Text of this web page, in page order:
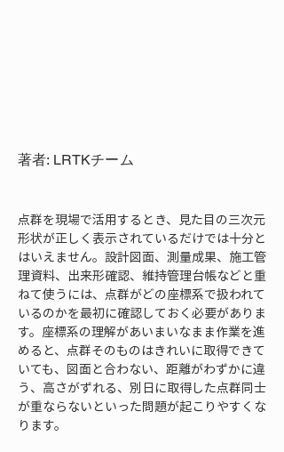
著者: LRTKチーム
点群を現場で活用するとき、見た目の三次元
形状が正しく表示されているだけでは十分と
はいえません。設計図面、測量成果、施工管
理資料、出来形確認、維持管理台帳などと重
ねて使うには、点群がどの座標系で扱われて
いるのかを最初に確認しておく必要がありま
す。座標系の理解があいまいなまま作業を進
めると、点群そのものはきれいに取得できて
いても、図面と合わない、距離がわずかに違
う、高さがずれる、別日に取得した点群同士
が重ならないといった問題が起こりやすくな
ります。